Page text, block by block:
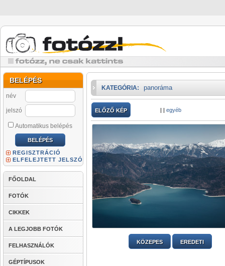
BELÉPÉS
név
jelszó
Automatikus belépés
REGISZTRÁCIÓ
ELFELEJTETT JELSZÓ
FŐOLDAL
FOTÓK
CIKKEK
A LEGJOBB FOTÓK
FELHASZNÁLÓK
GÉPTÍPUSOK
KATEGÓRIA: panoráma
ELŐZŐ KÉP | | egyéb
KÖZEPES EREDETI